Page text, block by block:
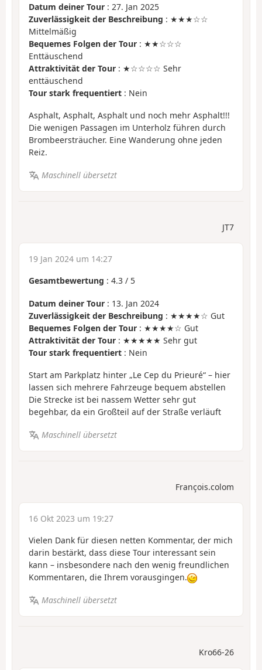
Datum deiner Tour : 27. Jan 2025
Zuverlässigkeit der Beschreibung : ★★★☆☆
Mittelmäßig
Bequemes Folgen der Tour : ★★☆☆☆
Enttäuschend
Attraktivität der Tour : ★☆☆☆☆ Sehr
enttäuschend
Tour stark frequentiert : Nein
Asphalt, Asphalt, Asphalt und noch mehr Asphalt!!!
Die wenigen Passagen im Unterholz führen durch
Brombeersträucher. Eine Wanderung ohne jeden
Reiz.
Maschinell übersetzt
JT7
19 Jan 2024 um 14:27
Gesamtbewertung : 4.3 / 5
Datum deiner Tour : 13. Jan 2024
Zuverlässigkeit der Beschreibung : ★★★★☆ Gut
Bequemes Folgen der Tour : ★★★★☆ Gut
Attraktivität der Tour : ★★★★★ Sehr gut
Tour stark frequentiert : Nein
Start am Parkplatz hinter „Le Cep du Prieuré“ – hier
lassen sich mehrere Fahrzeuge bequem abstellen
Die Strecke ist bei nassem Wetter sehr gut
begehbar, da ein Großteil auf der Straße verläuft
Maschinell übersetzt
François.colom
16 Okt 2023 um 19:27
Vielen Dank für diesen netten Kommentar, der mich
darin bestärkt, dass diese Tour interessant sein
kann – insbesondere nach den wenig freundlichen
Kommentaren, die Ihrem vorausgingen.
Maschinell übersetzt
Kro66-26